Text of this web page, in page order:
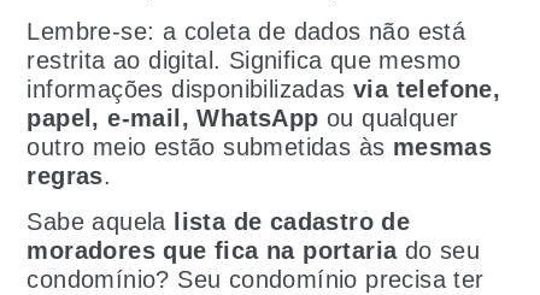
Lembre-se: a coleta de dados não está
restrita ao digital. Significa que mesmo
informações disponibilizadas via telefone,
papel, e-mail, WhatsApp ou qualquer
outro meio estão submetidas às mesmas
regras.
Sabe aquela
lista de cadastro de
moradores que fica na portariado seu
condomínio? Seu condomínio precisa ter